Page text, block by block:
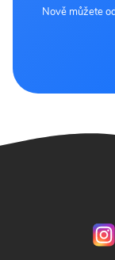
Nově můžete